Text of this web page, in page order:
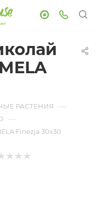
РАСТЕНИЯ —
—
Finezja 30x30